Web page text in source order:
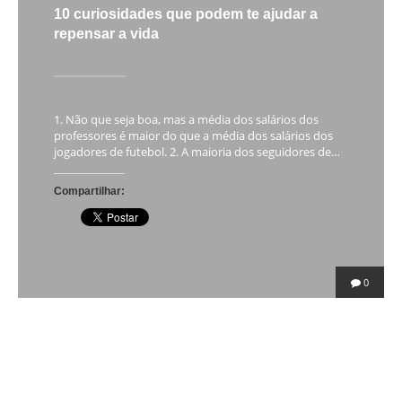
10 curiosidades que podem te ajudar a
repensar a vida
1. Não que seja boa, mas a média dos salários dos
professores é maior do que a média dos salários dos
jogadores de futebol. 2. A maioria dos seguidores de…
Compartilhar:
0